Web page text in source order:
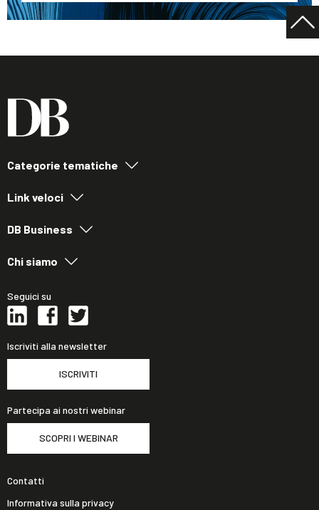
Categorie tematiche
Link veloci
DB Business
Chi siamo
Seguici su
Iscriviti alla newsletter
ISCRIVITI
Partecipa ai nostri webinar
SCOPRI I WEBINAR
Contatti
Informativa sulla privacy